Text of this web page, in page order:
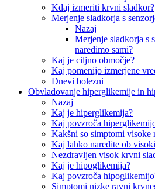
Kdaj izmeriti krvni sladkor?
Merjenje sladkorja s
Nazaj
Merjenje sladkorja s
naredimo sami?
Kaj je ciljno območje?
Kaj pomenijo izmerjene
Dnevi bolezni
Obvladovanje hiperglikemije in
Nazaj
Kaj je hiperglikemija?
Kaj povzroča
Kakšni so simptomi visoke
Kaj lahko naredite ob
Nezdravljen visok krvni
Kaj je hipoglikemija?
Kaj povzroča
Simptomi nizke ravni